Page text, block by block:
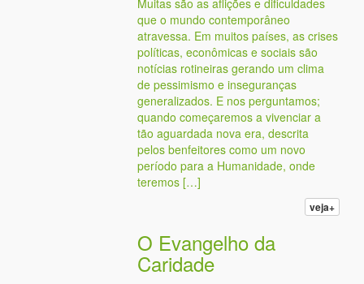
que o mundo contemporâneo
atravessa. Em muitos países, as crises
políticas, econômicas e sociais são
notícias rotineiras gerando um clima
de pessimismo e inseguranças
generalizados. E nos perguntamos;
quando começaremos a vivenciar a
tão aguardada nova era, descrita
pelos benfeitores como um novo
período para a Humanidade, onde
teremos […]
veja+
O Evangelho da
Caridade